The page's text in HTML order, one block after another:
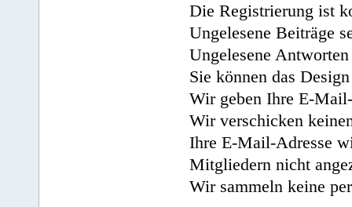
Die Registrierung ist
Ungelesene Beiträge
Ungelesene
Sie können das
Wir geben Ihre E-
Wir verschicken
Ihre E-Mail-Adresse
Mitgliedern nicht
Wir sammeln keine